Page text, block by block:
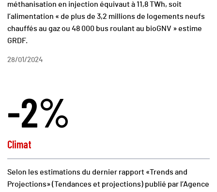
méthanisation en injection équivaut à 11,8 TWh, soit
l’alimentation « de plus de 3,2 millions de logements neufs
chauffés au gaz ou 48 000 bus roulant au bioGNV » estime
GRDF.
28/01/2024
-2%
Climat
Selon les estimations du dernier rapport «Trends and
Projections» (Tendances et projections) publié par l’Agence